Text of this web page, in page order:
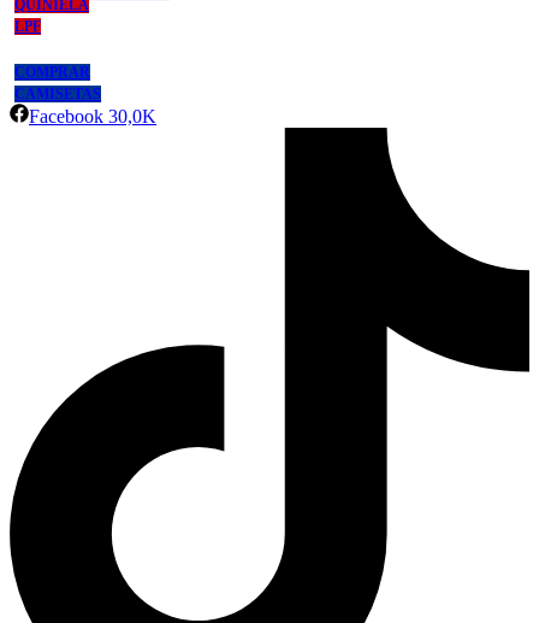
QUINIELA
LPF
COMPRAR
CAMISETAS
Facebook 30,0K